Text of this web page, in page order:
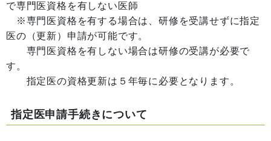
で専門医資格を有しない医師
※専門医資格を有する場合は、研修を受講せずに指定
医の（更新）申請が可能です。
専門医資格を有しない場合は研修の受講が必要で
す。
指定医の資格更新は５年毎に必要となります。
指定医申請手続きについて